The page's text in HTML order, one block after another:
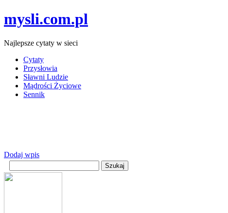
mysli.com.pl
Najlepsze cytaty w sieci
Cytaty
Przysłowia
Sławni Ludzie
Mądrości Życiowe
Sennik
Dodaj wpis